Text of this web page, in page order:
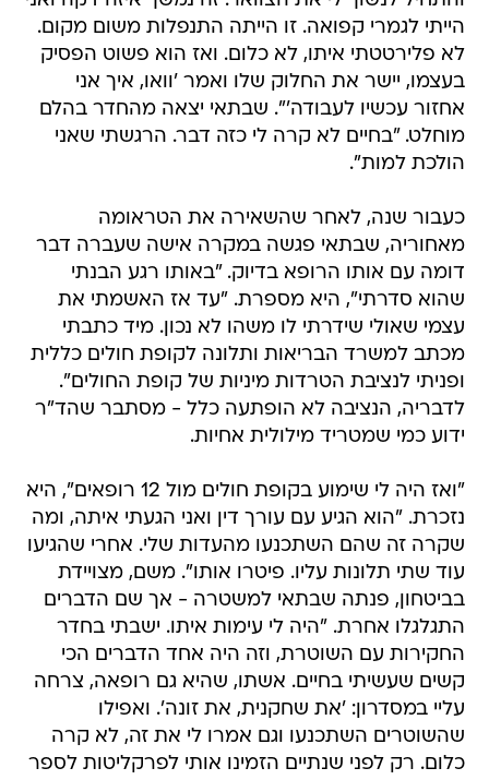
הייתי לגמרי קפואה. זו הייתה התנפלות משום מקום.
לא פלירטטתי איתו, לא כלום. ואז הוא פשוט הפסיק
בעצמו, יישר את החלוק שלו ואמר 'וואו, איך אני
אחזור עכשיו לעבודה'". שבתאי יצאה מהחדר בהלם
מוחלט. "בחיים לא קרה לי כזה דבר. הרגשתי שאני
הולכת למות".
כעבור שנה, לאחר שהשאירה את הטראומה
מאחוריה, שבתאי פגשה במקרה אישה שעברה דבר
דומה עם אותו הרופא בדיוק. "באותו רגע הבנתי
שהוא סדרתי", היא מספרת. "עד אז האשמתי את
עצמי שאולי שידרתי לו משהו לא נכון. מיד כתבתי
מכתב למשרד הבריאות ותלונה לקופת חולים כללית
ופניתי לנציבת הטרדות מיניות של קופת החולים".
לדבריה, הנציבה לא הופתעה כלל - מסתבר שהד"ר
ידוע כמי שמטריד מילולית אחיות.
"ואז היה לי שימוע בקופת חולים מול 12 רופאים", היא
נזכרת. "הוא הגיע עם עורך דין ואני הגעתי איתה, ומה
שקרה זה שהם השתכנעו מהעדות שלי. אחרי שהגיעו
עוד שתי תלונות עליו. פיטרו אותו". משם, מצויידת
בביטחון, פנתה שבתאי למשטרה - אך שם הדברים
התגלגלו אחרת. "היה לי עימות איתו. ישבתי בחדר
החקירות עם השוטרת, וזה היה אחד הדברים הכי
קשים שעשיתי בחיים. אשתו, שהיא גם רופאה, צרחה
עליי במסדרון: 'את שחקנית, את זונה'. ואפילו
שהשוטרים השתכנעו וגם אמרו לי את זה, לא קרה
כלום. רק לפני שנתיים הזמינו אותי לפרקליטות לספר